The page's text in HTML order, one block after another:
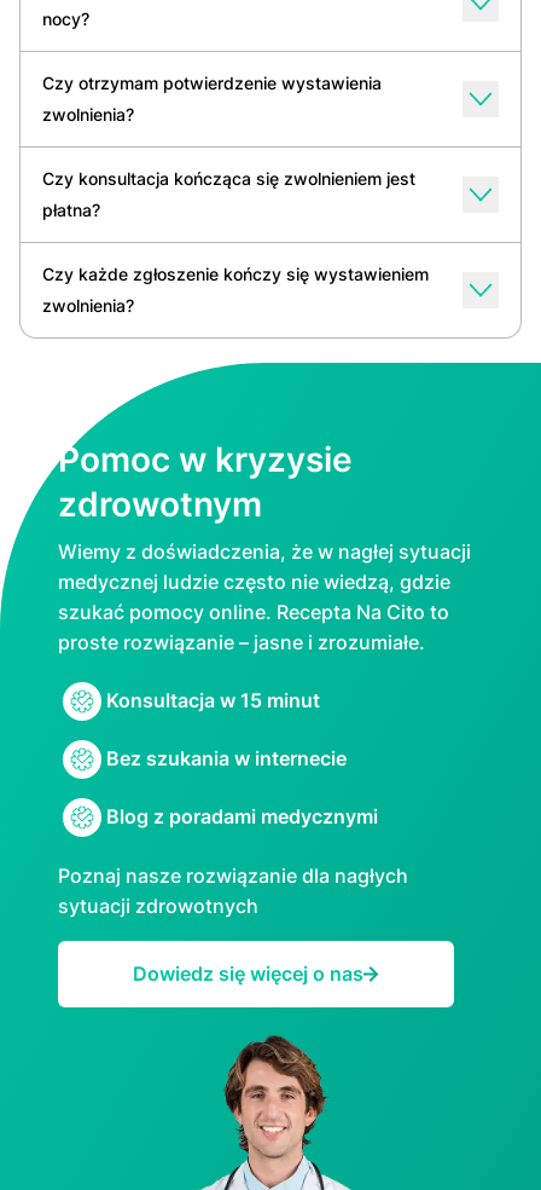
nocy?
Czy otrzymam potwierdzenie wystawienia
zwolnienia?
Czy konsultacja kończąca się zwolnieniem jest
płatna?
Czy każde zgłoszenie kończy się wystawieniem
zwolnienia?
Pomoc w kryzysie
zdrowotnym
Wiemy z doświadczenia, że w nagłej sytuacji
medycznej ludzie często nie wiedzą, gdzie
szukać pomocy online. Rесерtа Na Cito to
proste rozwiązanie – jasne i zrozumiałe.
Konsultacja w 15 minut
Bez szukania w internecie
Blog z poradami medycznymi
Poznaj nasze rozwiązanie dla nagłych
sytuacji zdrowotnych
Dowiedz się więcej o nas